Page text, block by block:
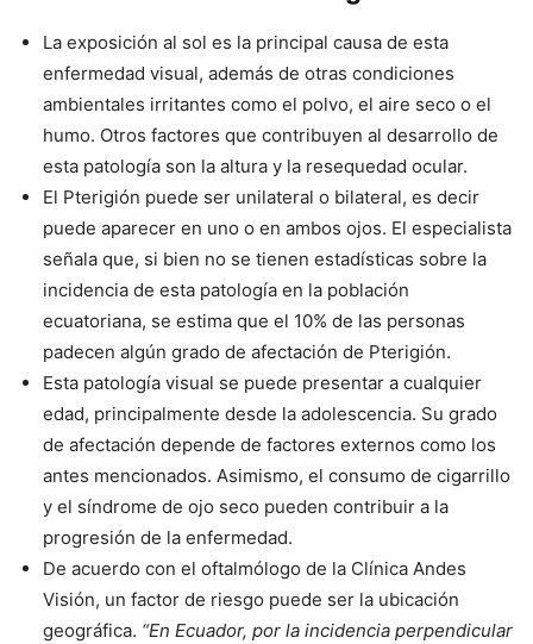
La exposición al sol es la principal causa de esta
enfermedad visual, además de otras condiciones
ambientales irritantes como el polvo, el aire seco o el
humo. Otros factores que contribuyen al desarrollo de
esta patología son la altura y la resequedad ocular.
El Pterigión puede ser unilateral o bilateral, es decir
puede aparecer en uno o en ambos ojos. El especialista
señala que, si bien no se tienen estadísticas sobre la
incidencia de esta patología en la población
ecuatoriana, se estima que el 10% de las personas
padecen algún grado de afectación de Pterigión.
Esta patología visual se puede presentar a cualquier
edad, principalmente desde la adolescencia. Su grado
de afectación depende de factores externos como los
antes mencionados. Asimismo, el consumo de cigarrillo
y el síndrome de ojo seco pueden contribuir a la
progresión de la enfermedad.
De acuerdo con el oftalmólogo de la Clínica Andes
Visión, un factor de riesgo puede ser la ubicación
geográfica. “En Ecuador, por la incidencia perpendicular